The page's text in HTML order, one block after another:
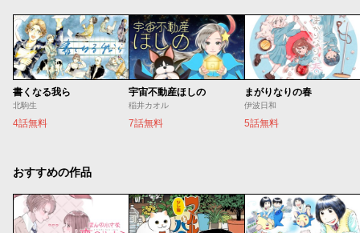
書くなる我ら
北駒生
4話無料
宇宙不動産ほしの
稲井カオル
7話無料
まがりなりの春
伊波日和
5話無料
おすすめの作品